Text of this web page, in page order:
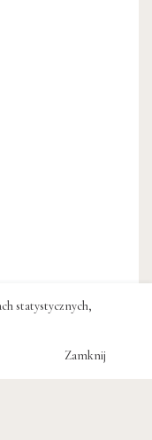
statystycznych,
Zamknij